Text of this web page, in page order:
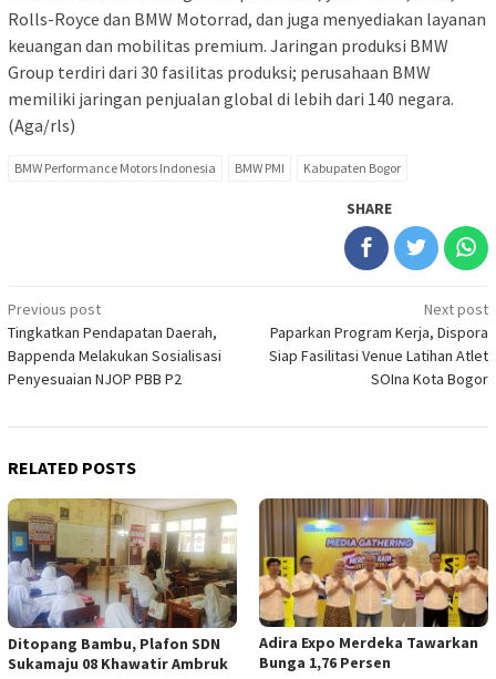
Rolls-Royce dan BMW Motorrad, dan juga menyediakan layanan
keuangan dan mobilitas premium. Jaringan produksi BMW
Group terdiri dari 30 fasilitas produksi; perusahaan BMW
memiliki jaringan penjualan global di lebih dari 140 negara.
(Aga/rls)
BMW Performance Motors Indonesia BMW PMI Kabupaten Bogor
SHARE
Post
navigation
Previous post
Tingkatkan Pendapatan Daerah,
Bappenda Melakukan Sosialisasi
Penyesuaian NJOP PBB P2
Next post
Paparkan Program Kerja, Dispora
Siap Fasilitasi Venue Latihan Atlet
SOIna Kota Bogor
RELATED POSTS
Ditopang Bambu, Plafon SDN
Sukamaju 08 Khawatir Ambruk
Adira Expo Merdeka Tawarkan
Bunga 1,76 Persen